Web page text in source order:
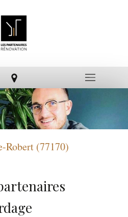
Robert (77170)